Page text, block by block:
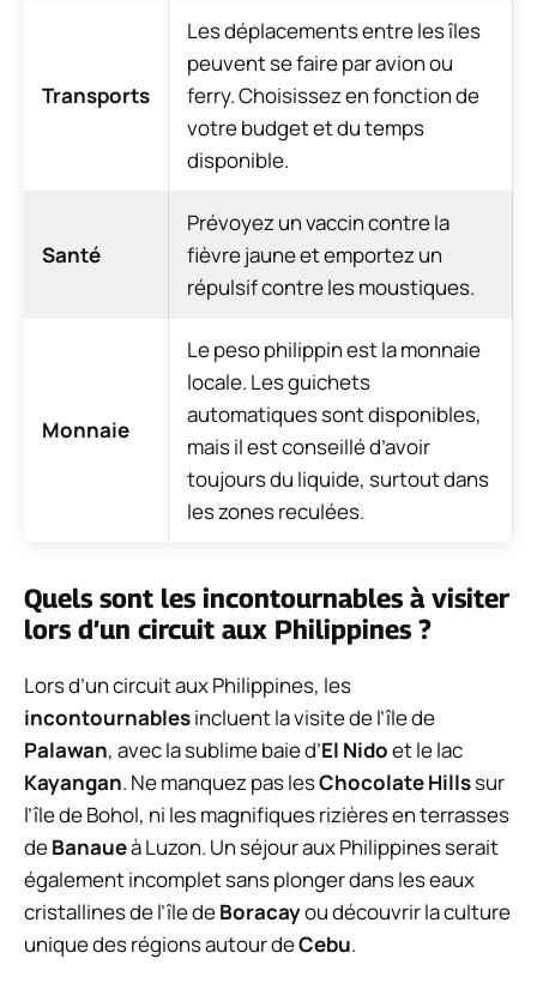
Transports
Les déplacements entre les îles
peuvent se faire par avion ou
ferry. Choisissez en fonction de
votre budget et du temps
disponible.
Santé
Prévoyez un vaccin contre la
fièvre jaune et emportez un
répulsif contre les moustiques.
Monnaie
Le peso philippin est la monnaie
locale. Les guichets
automatiques sont disponibles,
mais il est conseillé d’avoir
toujours du liquide, surtout dans
les zones reculées.
Quels sont les incontournables à visiter
lors d’un circuit aux Philippines ?
Lors d’un circuit aux Philippines, les
incontournablesincluent la visite de l’île de
Palawan, avec la sublime baie d’El Nidoet le lac
Kayangan. Ne manquez pas lesChocolate Hillssur
l’île de Bohol, ni les magnifiques rizières en terrasses
deBanaueà Luzon. Un séjour aux Philippines serait
également incomplet sans plonger dans les eaux
cristallines de l’île deBoracayou découvrir la culture
unique des régions autour deCebu.